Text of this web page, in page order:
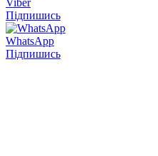
Підпишись
WhatsApp
Підпишись